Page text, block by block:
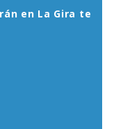
en La Gira te